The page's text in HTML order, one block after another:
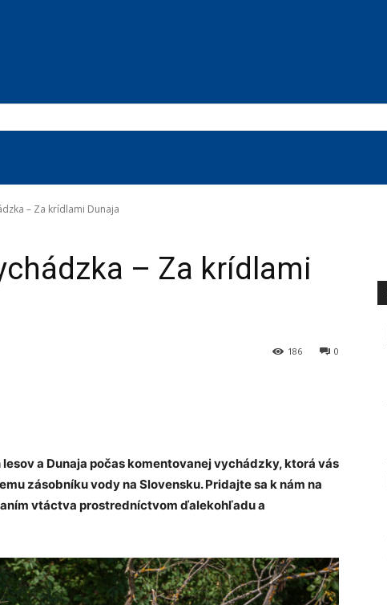
– Za krídlami Dunaja
– Za krídlami
0
186
a Dunaja počas komentovanej vychádzky, ktorá vás
zásobníku vody na Slovensku. Pridajte sa k nám na
vtáctva prostredníctvom ďalekohľadu a